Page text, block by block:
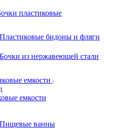
пластиковые
Пластиковые бидоны и фляги
Бочки из нержавеющей стали
емкости
емкости
Пищевые ванны